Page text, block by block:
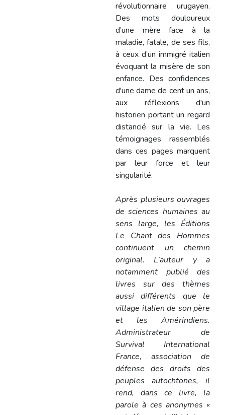
révolutionnaire urugayen.
Des mots douloureux
d’une mère face à la
maladie, fatale, de ses fils,
à ceux d’un immigré italien
évoquant la misère de son
enfance. Des confidences
d'une dame de cent un ans,
aux réflexions d'un
historien portant un regard
distancié sur la vie. Les
témoignages rassemblés
dans ces pages marquent
par leur force et leur
singularité.
Après plusieurs ouvrages
de sciences humaines au
sens large, les Éditions
Le Chant des Hommes
continuent un chemin
original. L’auteur y a
notamment publié des
livres sur des thèmes
aussi différents que le
village italien de son père
et les Amérindiens.
Administrateur de
Survival International
France, association de
défense des droits des
peuples autochtones, il
rend, dans ce livre, la
parole à ces anonymes «